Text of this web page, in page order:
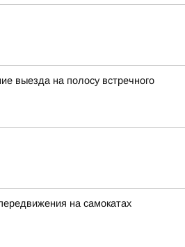
выезда на полосу встречного
на самокатах